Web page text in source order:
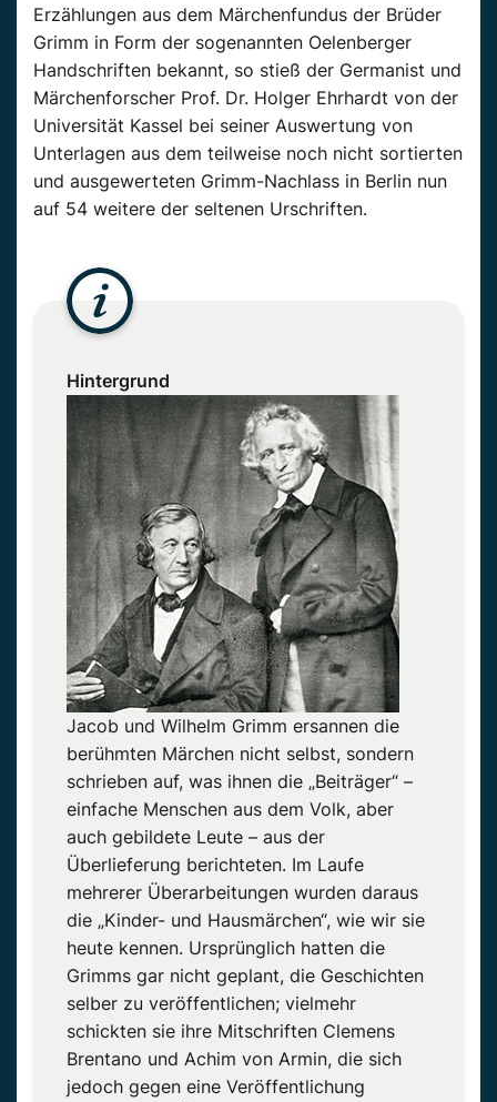
Erzählungen aus dem Märchenfundus der Brüder
Grimm in Form der sogenannten Oelenberger
Handschriften bekannt, so stieß der Germanist und
Märchenforscher Prof. Dr. Holger Ehrhardt von der
Universität Kassel bei seiner Auswertung von
Unterlagen aus dem teilweise noch nicht sortierten
und ausgewerteten Grimm-Nachlass in Berlin nun
auf 54 weitere der seltenen Urschriften.
Hintergrund
Jacob und Wilhelm Grimm ersannen die
berühmten Märchen nicht selbst, sondern
schrieben auf, was ihnen die „Beiträger“ –
einfache Menschen aus dem Volk, aber
auch gebildete Leute – aus der
Überlieferung berichteten. Im Laufe
mehrerer Überarbeitungen wurden daraus
die „Kinder- und Hausmärchen“, wie wir sie
heute kennen. Ursprünglich hatten die
Grimms gar nicht geplant, die Geschichten
selber zu veröffentlichen; vielmehr
schickten sie ihre Mitschriften Clemens
Brentano und Achim von Armin, die sich
jedoch gegen eine Veröffentlichung